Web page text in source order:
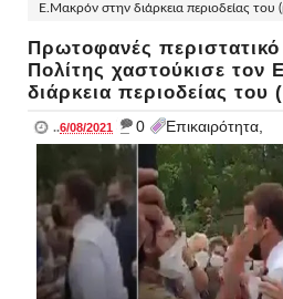
Ε.Μακρόν στην διάρκεια περιοδείας του
Πρωτοφανές
Πολίτης χαστούκισε τον
διάρκεια περιοδείας του
..6/08/2021 _ 0 Επικαιρότητα,